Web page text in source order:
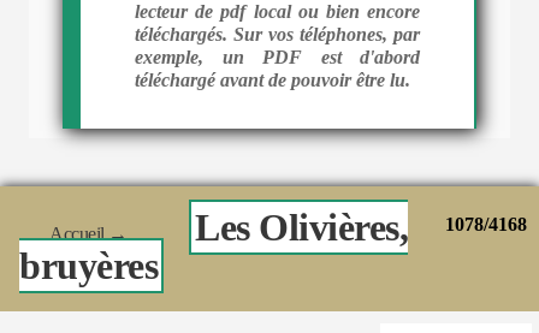
lecteur de pdf local ou bien encore
téléchargés. Sur vos téléphones, par
exemple, un PDF est d'abord
téléchargé avant de pouvoir être lu.
1078/4168
Accueil→
Les Olivières,
bruyères